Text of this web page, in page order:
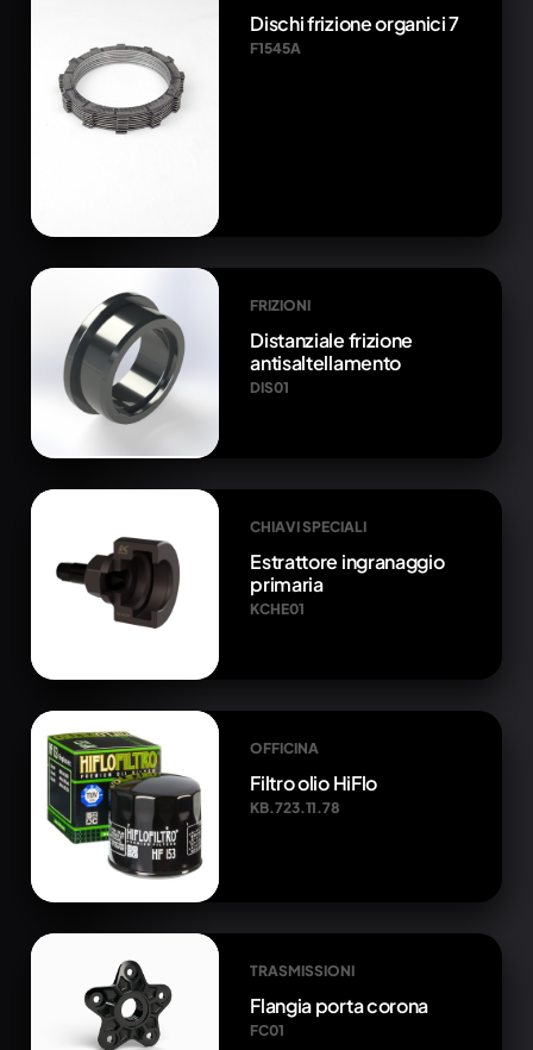
Dischi frizione organici 7
F1545A
FRIZIONI
Distanziale frizione
antisaltellamento
DIS01
CHIAVI SPECIALI
Estrattore ingranaggio
primaria
KCHE01
OFFICINA
Filtro olio HiFlo
KB.723.11.78
TRASMISSIONI
Flangia porta corona
FC01